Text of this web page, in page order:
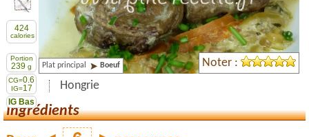
Partager cette recette
424
calories
Portion
239 g
CG=0.6
IG=17
IG Bas
Plat principal Boeuf
Hongrie
Noter :
Ingrédients